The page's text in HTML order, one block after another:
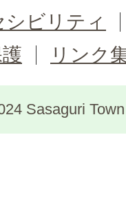
ビリティ
リンク
Sasaguri